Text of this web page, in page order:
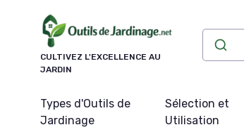
CULTIVEZ L'EXCELLENCE AU
JARDIN
Types d'Outils de
Jardinage
Sélection et
Utilisation